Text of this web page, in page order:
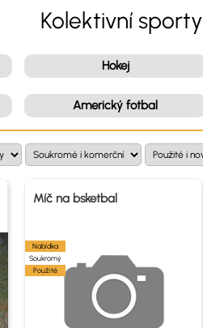
Kolektivní sporty
Hokej
Americký fotbal
Míč na bsketbal
Nabídka
Soukromý
Použité